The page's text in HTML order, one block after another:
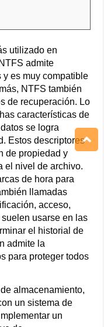
utilizado en
admite
es muy compatible
NTFS también
de recuperación. Lo
características de
se logra
Estos descriptores
de propiedad y
el nivel de archivo.
de hora para
llamadas
acceso,
usarse en las
el historial de
admite la
para proteger todos
almacenamiento,
un sistema de
un